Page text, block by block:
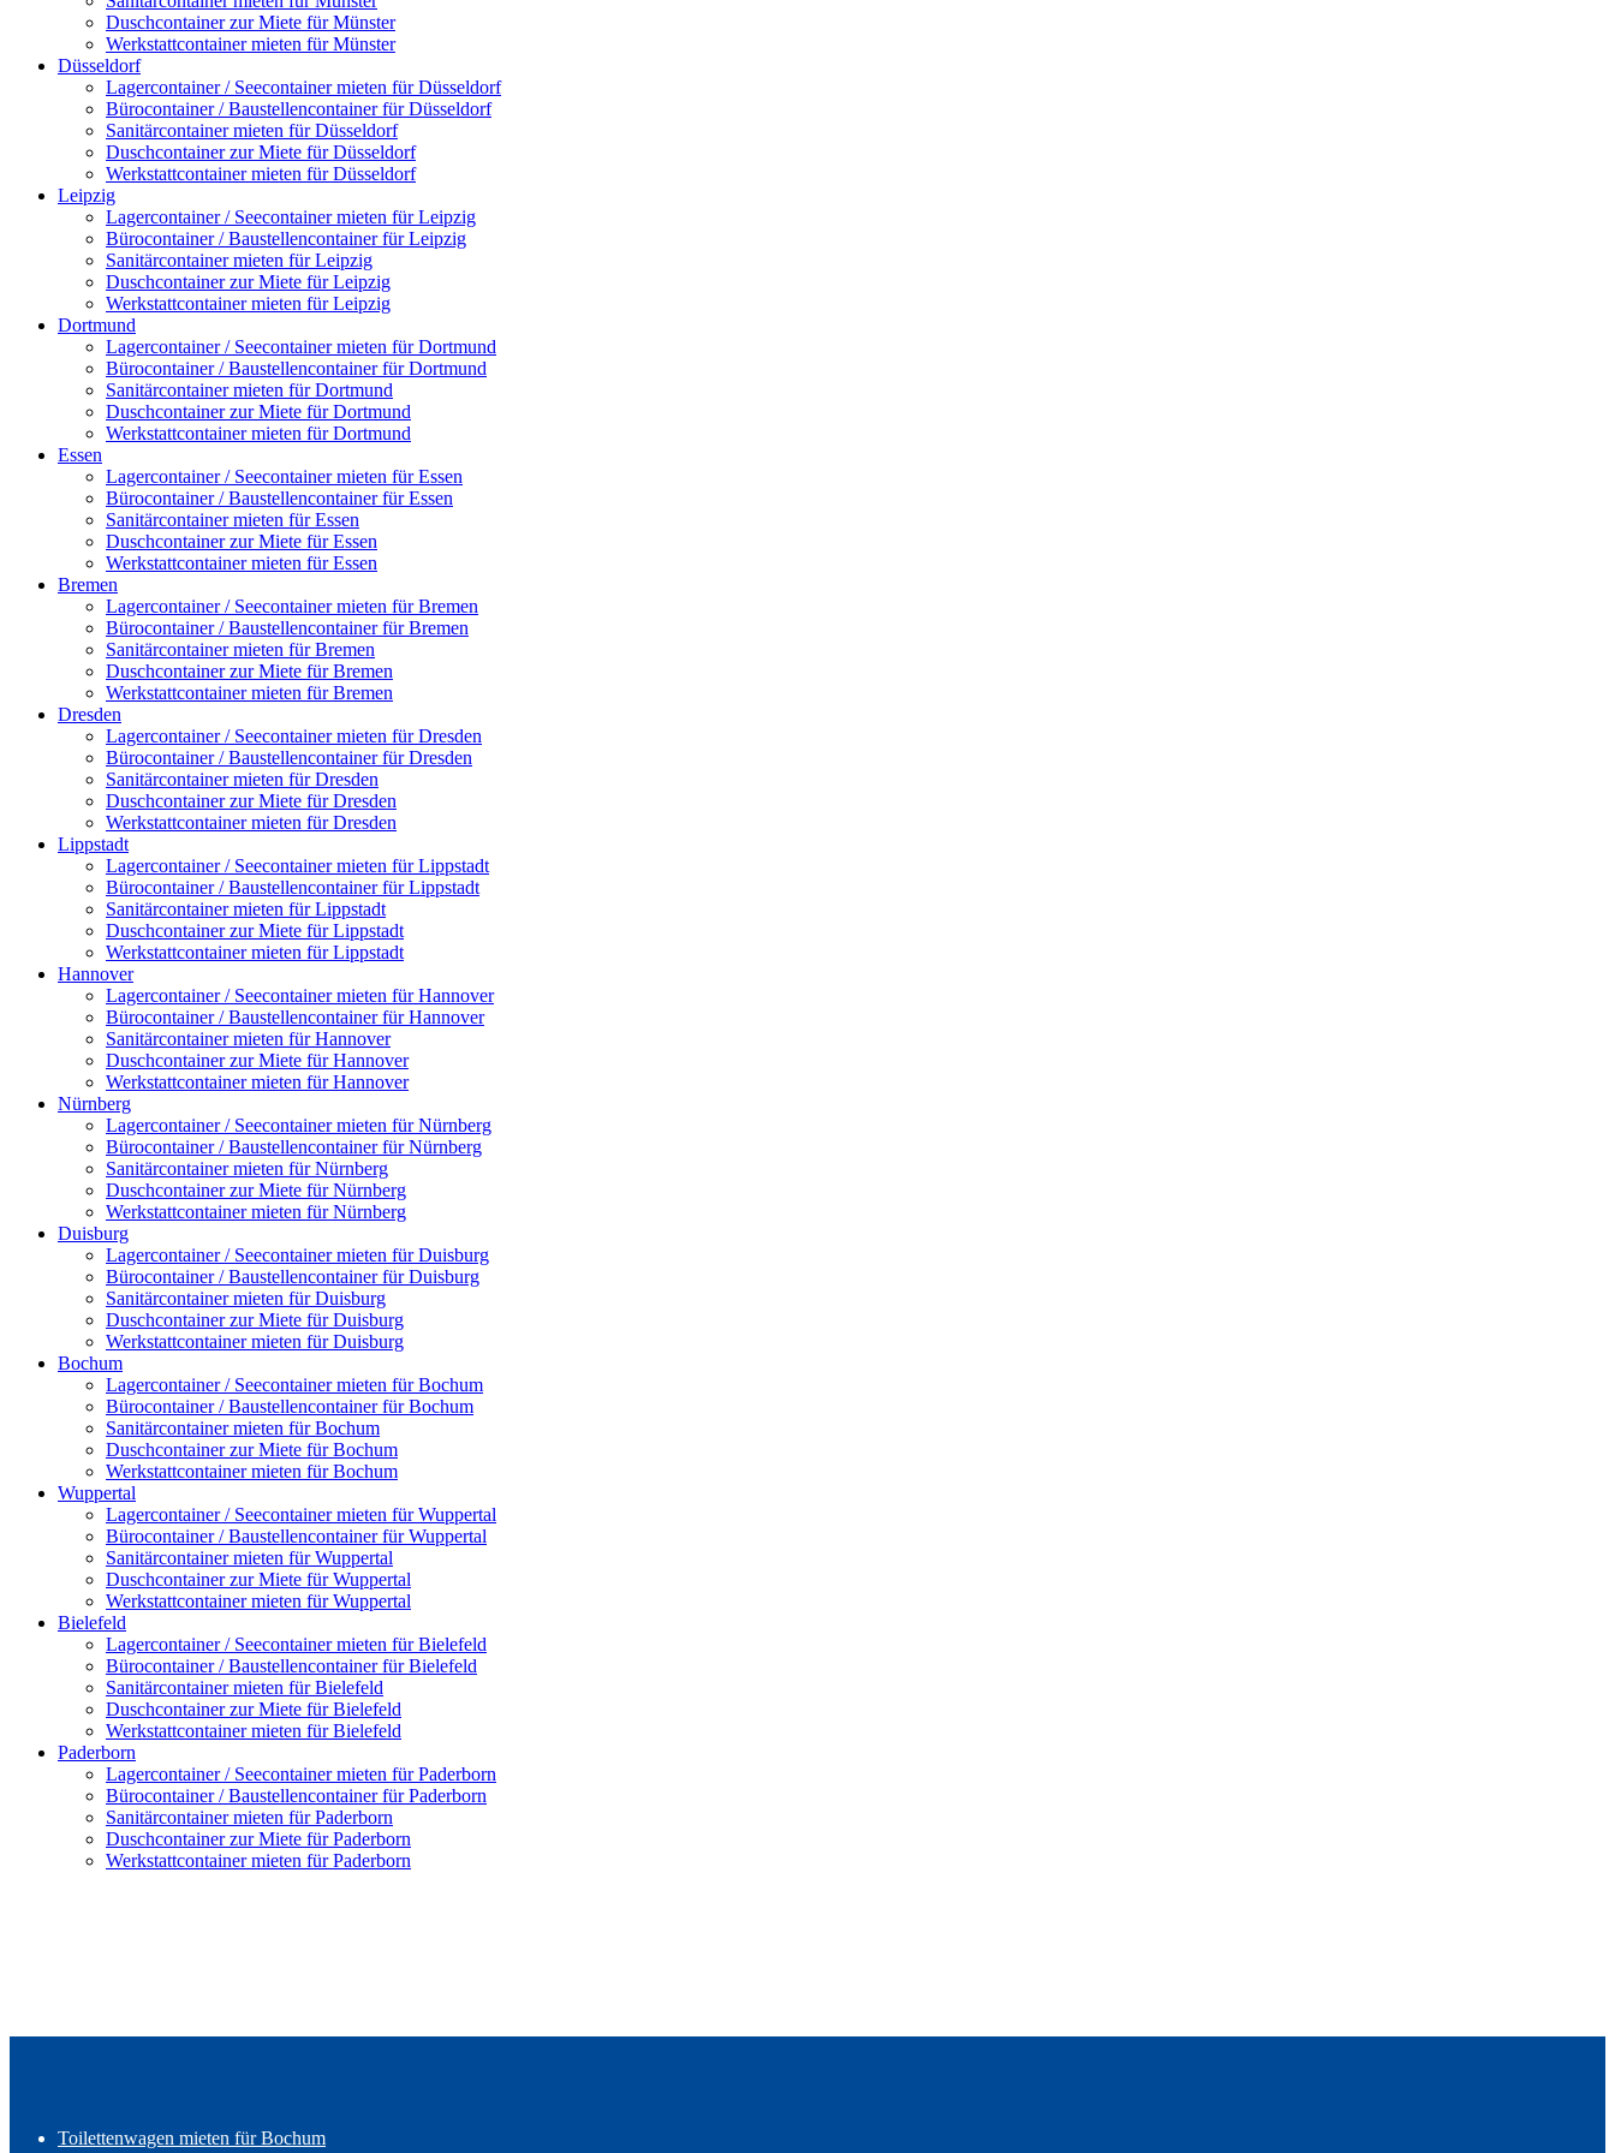
Duschcontainer zur Miete für Münster
Werkstattcontainer mieten für Münster
Düsseldorf
Lagercontainer / Seecontainer mieten für Düsseldorf
Bürocontainer / Baustellencontainer für Düsseldorf
Sanitärcontainer mieten für Düsseldorf
Duschcontainer zur Miete für Düsseldorf
Werkstattcontainer mieten für Düsseldorf
Leipzig
Lagercontainer / Seecontainer mieten für Leipzig
Bürocontainer / Baustellencontainer für Leipzig
Sanitärcontainer mieten für Leipzig
Duschcontainer zur Miete für Leipzig
Werkstattcontainer mieten für Leipzig
Dortmund
Lagercontainer / Seecontainer mieten für Dortmund
Bürocontainer / Baustellencontainer für Dortmund
Sanitärcontainer mieten für Dortmund
Duschcontainer zur Miete für Dortmund
Werkstattcontainer mieten für Dortmund
Essen
Lagercontainer / Seecontainer mieten für Essen
Bürocontainer / Baustellencontainer für Essen
Sanitärcontainer mieten für Essen
Duschcontainer zur Miete für Essen
Werkstattcontainer mieten für Essen
Bremen
Lagercontainer / Seecontainer mieten für Bremen
Bürocontainer / Baustellencontainer für Bremen
Sanitärcontainer mieten für Bremen
Duschcontainer zur Miete für Bremen
Werkstattcontainer mieten für Bremen
Dresden
Lagercontainer / Seecontainer mieten für Dresden
Bürocontainer / Baustellencontainer für Dresden
Sanitärcontainer mieten für Dresden
Duschcontainer zur Miete für Dresden
Werkstattcontainer mieten für Dresden
Lippstadt
Lagercontainer / Seecontainer mieten für Lippstadt
Bürocontainer / Baustellencontainer für Lippstadt
Sanitärcontainer mieten für Lippstadt
Duschcontainer zur Miete für Lippstadt
Werkstattcontainer mieten für Lippstadt
Hannover
Lagercontainer / Seecontainer mieten für Hannover
Bürocontainer / Baustellencontainer für Hannover
Sanitärcontainer mieten für Hannover
Duschcontainer zur Miete für Hannover
Werkstattcontainer mieten für Hannover
Nürnberg
Lagercontainer / Seecontainer mieten für Nürnberg
Bürocontainer / Baustellencontainer für Nürnberg
Sanitärcontainer mieten für Nürnberg
Duschcontainer zur Miete für Nürnberg
Werkstattcontainer mieten für Nürnberg
Duisburg
Lagercontainer / Seecontainer mieten für Duisburg
Bürocontainer / Baustellencontainer für Duisburg
Sanitärcontainer mieten für Duisburg
Duschcontainer zur Miete für Duisburg
Werkstattcontainer mieten für Duisburg
Bochum
Lagercontainer / Seecontainer mieten für Bochum
Bürocontainer / Baustellencontainer für Bochum
Sanitärcontainer mieten für Bochum
Duschcontainer zur Miete für Bochum
Werkstattcontainer mieten für Bochum
Wuppertal
Lagercontainer / Seecontainer mieten für Wuppertal
Bürocontainer / Baustellencontainer für Wuppertal
Sanitärcontainer mieten für Wuppertal
Duschcontainer zur Miete für Wuppertal
Werkstattcontainer mieten für Wuppertal
Bielefeld
Lagercontainer / Seecontainer mieten für Bielefeld
Bürocontainer / Baustellencontainer für Bielefeld
Sanitärcontainer mieten für Bielefeld
Duschcontainer zur Miete für Bielefeld
Werkstattcontainer mieten für Bielefeld
Paderborn
Lagercontainer / Seecontainer mieten für Paderborn
Bürocontainer / Baustellencontainer für Paderborn
Sanitärcontainer mieten für Paderborn
Duschcontainer zur Miete für Paderborn
Werkstattcontainer mieten für Paderborn
Toilettenwagen mieten für Bochum